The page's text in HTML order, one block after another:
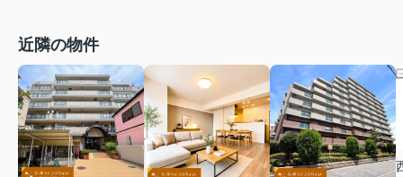
近隣の物件